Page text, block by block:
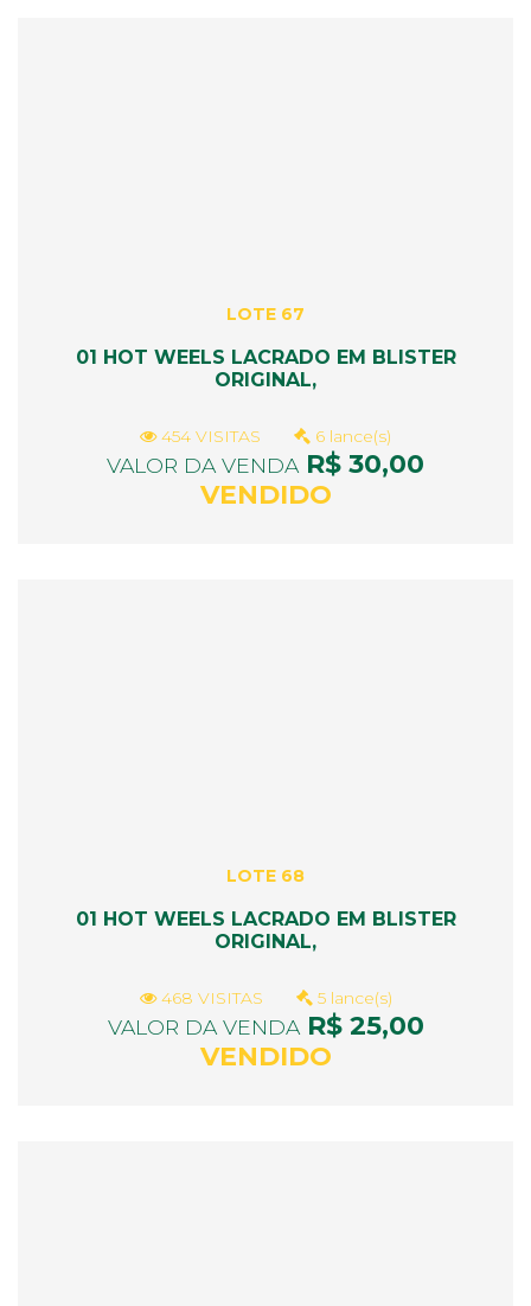
LOTE 67
01 HOT WEELS LACRADO EM BLISTER
ORIGINAL,
454 VISITAS 6 lance(s)
VALOR DA VENDAR$ 30,00
VENDIDO
LOTE 68
01 HOT WEELS LACRADO EM BLISTER
ORIGINAL,
468 VISITAS 5 lance(s)
VALOR DA VENDAR$ 25,00
VENDIDO